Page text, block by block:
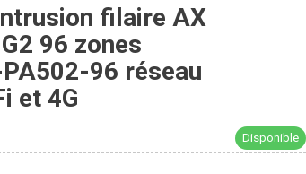
filaire AX
96 zones
96 réseau
et 4G
Disponible